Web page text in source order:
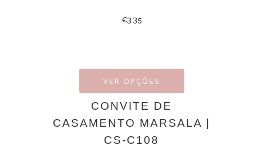
€3.35
VER OPÇÕES
CONVITE DE
CASAMENTO MARSALA |
CS-C108